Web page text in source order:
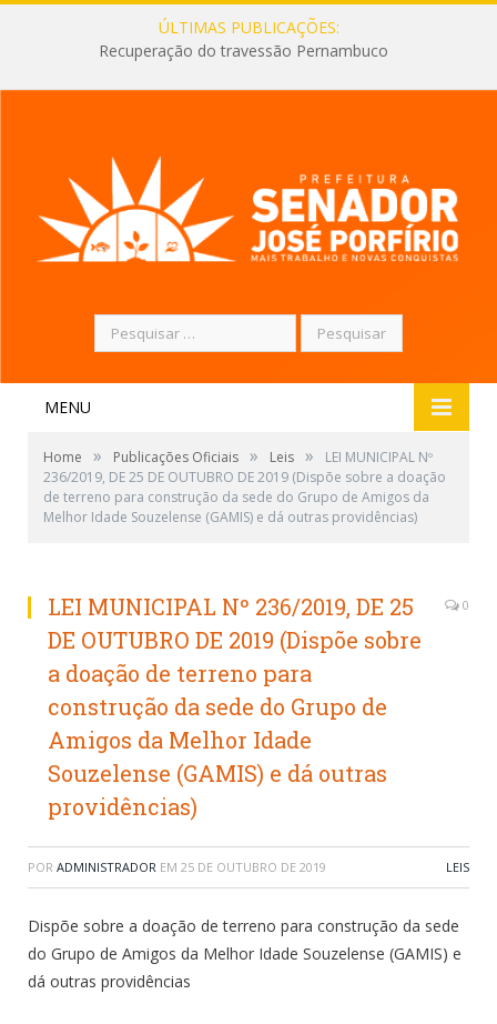
ÚLTIMAS PUBLICAÇÕES:
Recuperação do travessão Pernambuco
Pesquisar
por:
MENU
Home » Publicações Oficiais » Leis »
LEI MUNICIPAL Nº
236/2019, DE 25 DE OUTUBRO DE 2019 (Dispõe sobre a doação
de terreno para construção da sede do Grupo de Amigos da
Melhor Idade Souzelense (GAMIS) e dá outras providências)
LEI MUNICIPAL Nº 236/2019, DE 25
DE OUTUBRO DE 2019 (Dispõe sobre
a doação de terreno para
construção da sede do Grupo de
Amigos da Melhor Idade
Souzelense (GAMIS) e dá outras
providências)
0
POR ADMINISTRADOR EM 25 DE OUTUBRO DE 2019 LEIS
Dispõe sobre a doação de terreno para construção da sede
do Grupo de Amigos da Melhor Idade Souzelense (GAMIS) e
dá outras providências